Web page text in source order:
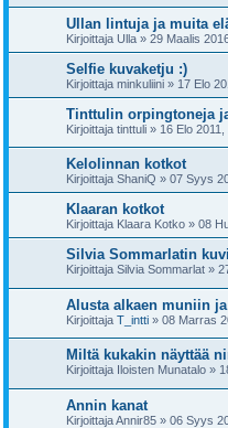
Ullan lintuja ja muita
Kirjoittaja Ulla » 29 Maalis
Selfie kuvaketju :)
Kirjoittaja minkuliini » 17 Elo
Tinttulin orpingtoneja
Kirjoittaja tinttuli » 16 Elo 2011,
Kelolinnan kotkot
Kirjoittaja ShaniQ » 07 Syys
Klaaran kotkot
Kirjoittaja Klaara Kotko » 08
Silvia Sommarlatin
Kirjoittaja Silvia Sommarlat »
Alusta alkaen muniin
Kirjoittaja T_intti » 08 Marras
Miltä kukakin näyttää
Kirjoittaja Iloisten Munatalo »
Annin kanat
KirjoittajaAnnir85 » 06 Syys